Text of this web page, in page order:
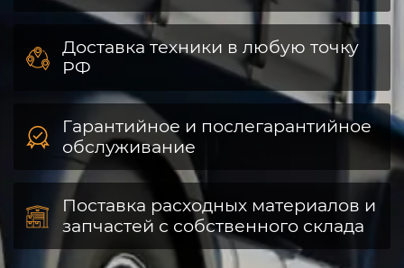
Доставка техники в любую точку
РФ
Гарантийное и послегарантийное
обслуживание
Поставка расходных материалов и
запчастей с собственного склада